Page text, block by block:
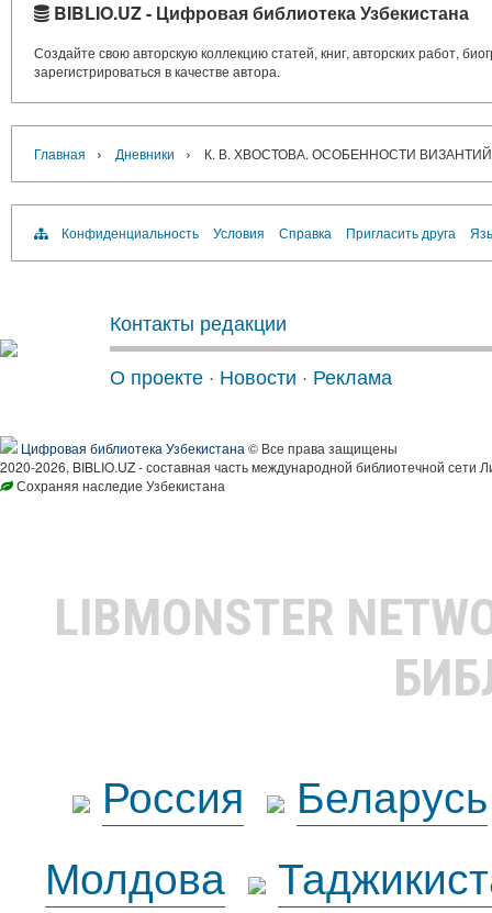
BIBLIO.UZ - Цифровая библиотека Узбекистана
Создайте свою авторскую коллекцию статей, книг, авторских работ,
зарегистрироваться в качестве автора.
Главная › Дневники › К. В. ХВОСТОВА. ОСОБЕННОСТИ
Конфиденциальность Условия Справка Пригласить друга
Контакты редакции
О проекте · Новости · Реклама
Цифровая библиотека Узбекистана © Все права защищены
2020-2026, BIBLIO.UZ - составная часть международной библиотечной сети
Сохраняя наследие Узбекистана
LIBMONSTER
Россия
Беларусь
Молдова